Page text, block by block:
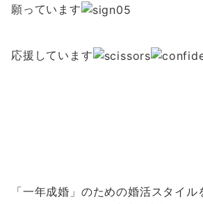
願っています
応援しています
「一年成婚」のための婚活スタイル